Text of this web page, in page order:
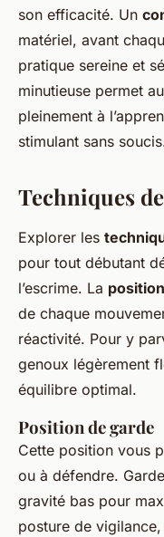
son efficacité. Un
matériel, avant
pratique sereine et
minutieuse permet
pleinement à
stimulant sans
Techniques
Explorer les
pour tout débutant
l’escrime. La
de chaque
réactivité. Pour y
genoux légèrement
équilibre optimal.
Position de garde
Cette position vous
ou à défendre.
gravité bas pour
posture de